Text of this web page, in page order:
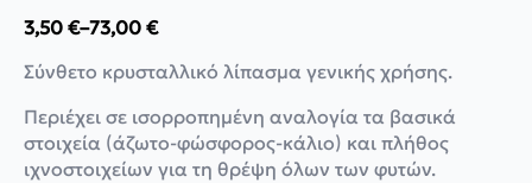
3,50 €–73,00 €
Price
range:
3,50 €
through
73,00 €
Σύνθετο κρυσταλλικό λίπασμα γενικής χρήσης.
Περιέχει σε ισορροπημένη αναλογία τα βασικά
στοιχεία (άζωτο-φώσφορος-κάλιο) και πλήθος
ιχνοστοιχείων για τη θρέψη όλων των φυτών.